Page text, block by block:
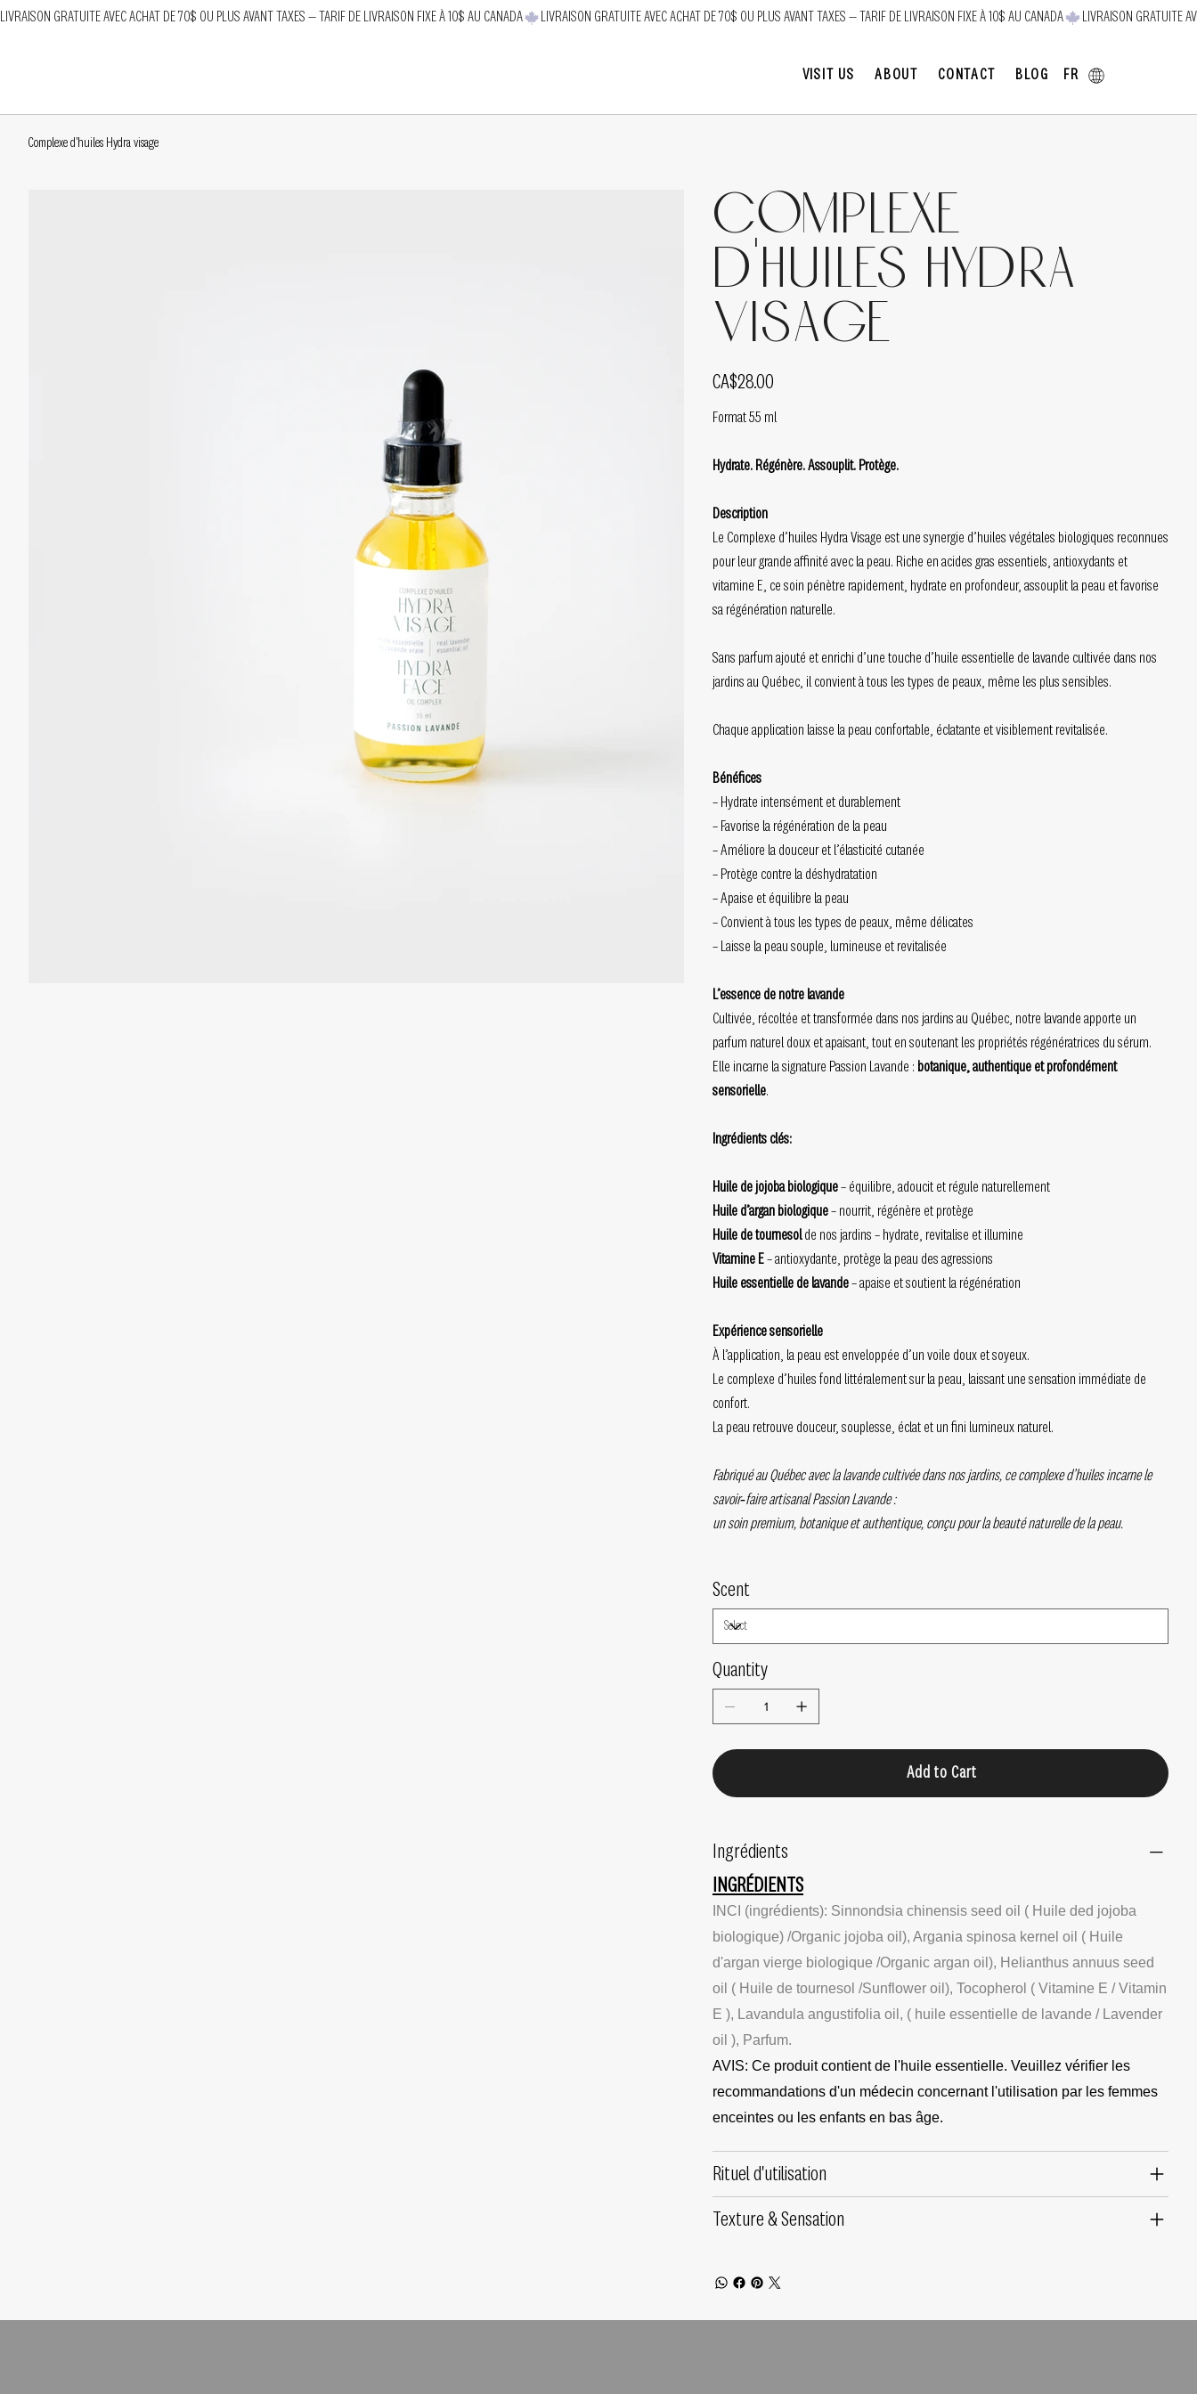
LIVRAISON GRATUITE AVEC ACHAT DE 70$ OU PLUS AVANT TAXES — TARIF DE LIVRAISON FIXE À 10$ AU CANADA
VISIT US ABOUT CONTACT BLOG FR
Complexe d'huiles Hydra visage
Complexe
d'huiles Hydra
visage
Price
CA$28.00
Format 55 ml
Hydrate. Régénère. Assouplit. Protège.
Description
Le Complexe d’huiles Hydra Visage est une synergie d’huiles végétales biologiques reconnues
pour leur grande affinité avec la peau. Riche en acides gras essentiels, antioxydants et
vitamine E, ce soin pénètre rapidement, hydrate en profondeur, assouplit la peau et favorise
sa régénération naturelle.
Sans parfum ajouté et enrichi d’une touche d’huile essentielle de lavande cultivée dans nos
jardins au Québec, il convient à tous les types de peaux, même les plus sensibles.
Chaque application laisse la peau confortable, éclatante et visiblement revitalisée.
Bénéfices
– Hydrate intensément et durablement
– Favorise la régénération de la peau
– Améliore la douceur et l’élasticité cutanée
– Protège contre la déshydratation
– Apaise et équilibre la peau
– Convient à tous les types de peaux, même délicates
– Laisse la peau souple, lumineuse et revitalisée
L’essence de notre lavande
Cultivée, récoltée et transformée dans nos jardins au Québec, notre lavande apporte un
parfum naturel doux et apaisant, tout en soutenant les propriétés régénératrices du sérum.
Elle incarne la signature Passion Lavande : botanique, authentique et profondément
sensorielle.
Ingrédients clés:
Huile de jojoba biologique– équilibre, adoucit et régule naturellement
Huile d’argan biologique– nourrit, régénère et protège
Huile de tournesolde nos jardins – hydrate, revitalise et illumine
Vitamine E– antioxydante, protège la peau des agressions
Huile essentielle de lavande– apaise et soutient la régénération
Expérience sensorielle
À l’application, la peau est enveloppée d’un voile doux et soyeux.
Le complexe d’huiles fond littéralement sur la peau, laissant une sensation immédiate de
confort.
La peau retrouve douceur, souplesse, éclat et un fini lumineux naturel.
Fabriqué au Québec avec la lavande cultivée dans nos jardins, ce complexe d’huiles incarne le
savoir‑faire artisanal Passion Lavande :
un soin premium, botanique et authentique, conçu pour la beauté naturelle de la peau.
Scent
Quantity
Add to Cart
Ingrédients
INGRÉDIENTS
INCI (ingrédients): Sinnondsia chinensis seed oil ( Huile ded jojoba
biologique) /Organic jojoba oil), Argania spinosa kernel oil ( Huile
d'argan vierge biologique /Organic argan oil), Helianthus annuus seed
oil ( Huile de tournesol /Sunflower oil), Tocopherol ( Vitamine E / Vitamin
E ), Lavandula angustifolia oil, ( huile essentielle de lavande / Lavender
oil ), Parfum.
AVIS: Ce produit contient de l'huile essentielle. Veuillez vérifier les
recommandations d'un médecin concernant l'utilisation par les femmes
enceintes ou les enfants en bas âge.
Rituel d'utilisation
Texture & Sensation